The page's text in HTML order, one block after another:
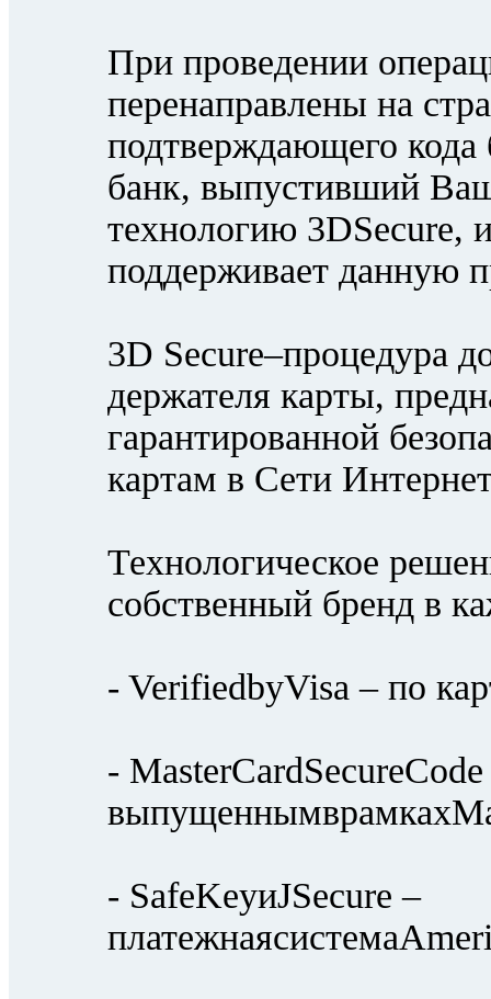
При проведении
перенаправлены на
подтверждающего кода
банк, выпустивший
технологию 3DSecure,
поддерживает данную
3D Secure–процедура
держателя карты,
гарантированной
картам в Сети
Технологическое
собственный бренд в
- VerifiedbyVisa – по
-
- SafeKeyиJSecure –